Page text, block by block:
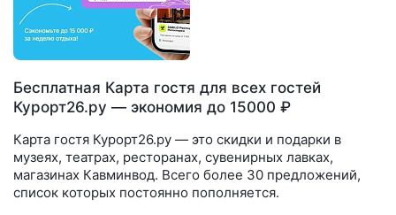
Бесплатная Карта гостя для всех гостей
Курорт26.ру — экономия до 15000 ₽
Карта гостя Курорт26.ру — это скидки и подарки в
музеях, театрах, ресторанах, сувенирных лавках,
магазинах Кавминвод. Всего более 30 предложений,
список которых постоянно пополняется.